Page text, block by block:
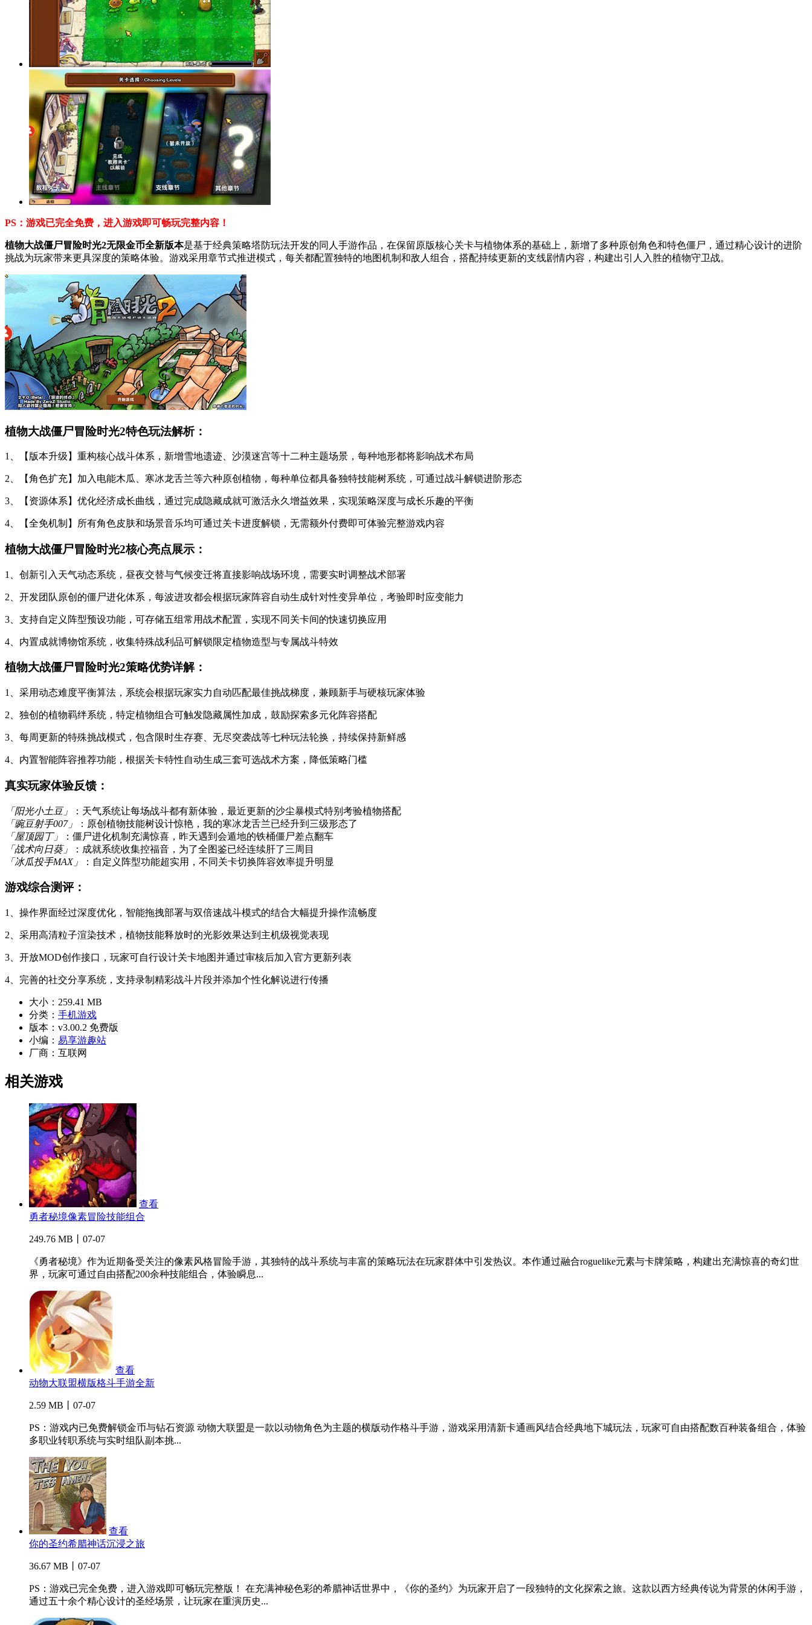
PS：游戏已完全免费，进入游戏即可畅玩完整内容！
植物大战僵尸冒险时光2无限金币全新版本是基于经典策略塔防玩法开发的同人手游作品，在保留原版核心关卡与植物体系的基础上，新增了多种原创角色和特色僵尸，通过精心设计的进阶
挑战为玩家带来更具深度的策略体验。游戏采用章节式推进模式，每关都配置独特的地图机制和敌人组合，搭配持续更新的支线剧情内容，构建出引人入胜的植物守卫战。
植物大战僵尸冒险时光2特色玩法解析：
1、【版本升级】重构核心战斗体系，新增雪地遗迹、沙漠迷宫等十二种主题场景，每种地形都将影响战术布局
2、【角色扩充】加入电能木瓜、寒冰龙舌兰等六种原创植物，每种单位都具备独特技能树系统，可通过战斗解锁进阶形态
3、【资源体系】优化经济成长曲线，通过完成隐藏成就可激活永久增益效果，实现策略深度与成长乐趣的平衡
4、【全免机制】所有角色皮肤和场景音乐均可通过关卡进度解锁，无需额外付费即可体验完整游戏内容
植物大战僵尸冒险时光2核心亮点展示：
1、创新引入天气动态系统，昼夜交替与气候变迁将直接影响战场环境，需要实时调整战术部署
2、开发团队原创的僵尸进化体系，每波进攻都会根据玩家阵容自动生成针对性变异单位，考验即时应变能力
3、支持自定义阵型预设功能，可存储五组常用战术配置，实现不同关卡间的快速切换应用
4、内置成就博物馆系统，收集特殊战利品可解锁限定植物造型与专属战斗特效
植物大战僵尸冒险时光2策略优势详解：
1、采用动态难度平衡算法，系统会根据玩家实力自动匹配最佳挑战梯度，兼顾新手与硬核玩家体验
2、独创的植物羁绊系统，特定植物组合可触发隐藏属性加成，鼓励探索多元化阵容搭配
3、每周更新的特殊挑战模式，包含限时生存赛、无尽突袭战等七种玩法轮换，持续保持新鲜感
4、内置智能阵容推荐功能，根据关卡特性自动生成三套可选战术方案，降低策略门槛
真实玩家体验反馈：
「阳光小土豆」
：天气系统让每场战斗都有新体验，最近更新的沙尘暴模式特别考验植物搭配
「豌豆射手007」
：原创植物技能树设计惊艳，我的寒冰龙舌兰已经升到三级形态了
「屋顶园丁」
：僵尸进化机制充满惊喜，昨天遇到会遁地的铁桶僵尸差点翻车
「战术向日葵」
：成就系统收集控福音，为了全图鉴已经连续肝了三周目
「冰瓜投手MAX」
：自定义阵型功能超实用，不同关卡切换阵容效率提升明显
游戏综合测评：
1、操作界面经过深度优化，智能拖拽部署与双倍速战斗模式的结合大幅提升操作流畅度
2、采用高清粒子渲染技术，植物技能释放时的光影效果达到主机级视觉表现
3、开放MOD创作接口，玩家可自行设计关卡地图并通过审核后加入官方更新列表
4、完善的社交分享系统，支持录制精彩战斗片段并添加个性化解说进行传播
大小： 259.41 MB
分类： 手机游戏
版本： v3.00.2 免费版
小编： 易享游趣站
厂商： 互联网
相关游戏
查看
勇者秘境像素冒险技能组合
249.76 MB丨07-07
《勇者秘境》作为近期备受关注的像素风格冒险手游，其独特的战斗系统与丰富的策略玩法在玩家群体中引发热议。本作通过融合roguelike元素与卡牌策略，构建出充满惊喜的奇幻世
界，玩家可通过自由搭配200余种技能组合，体验瞬息...
查看
动物大联盟横版格斗手游全新
2.59 MB丨07-07
PS：游戏内已免费解锁金币与钻石资源 动物大联盟是一款以动物角色为主题的横版动作格斗手游，游戏采用清新卡通画风结合经典地下城玩法，玩家可自由搭配数百种装备组合，体验
多职业转职系统与实时组队副本挑...
查看
你的圣约希腊神话沉浸之旅
36.67 MB丨07-07
PS：游戏已完全免费，进入游戏即可畅玩完整版！ 在充满神秘色彩的希腊神话世界中，《你的圣约》为玩家开启了一段独特的文化探索之旅。这款以西方经典传说为背景的休闲手游，
通过五十余个精心设计的圣经场景，让玩家在重演历史...